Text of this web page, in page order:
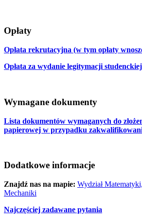
Opłaty
Opłata rekrutacyjna (w tym opłaty
Opłata za wydanie legitymacji
Wymagane dokumenty
Lista dokumentów wymaganych do
papierowej w przypadku
Dodatkowe informacje
Znajdź nas na mapie: Wydział
Mechaniki
Najczęściej zadawane pytania